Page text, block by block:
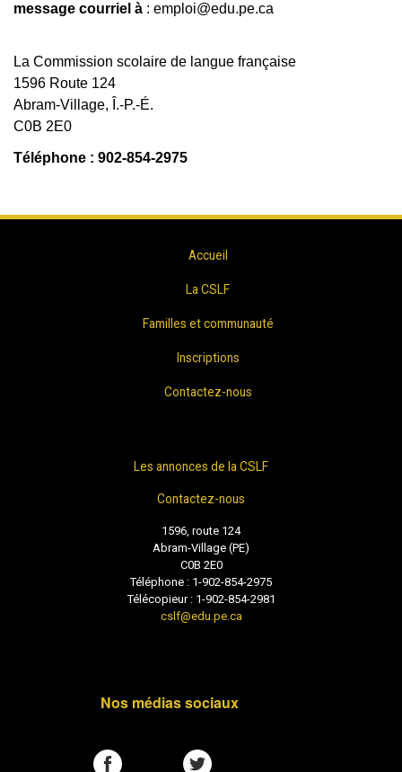
message courriel à : emploi@edu.pe.ca
La Commission scolaire de langue française
1596 Route 124
Abram-Village, Î.-P.-É.
C0B 2E0
Téléphone : 902-854-2975
Accueil
La CSLF
Familles et communauté
Inscriptions
Contactez-nous
Les annonces de la CSLF
Contactez-nous
1596, route 124
Abram-Village (PE)
C0B 2E0
Téléphone : 1-902-854-2975
Télécopieur : 1-902-854-2981
cslf@edu.pe.ca
Nos médias sociaux